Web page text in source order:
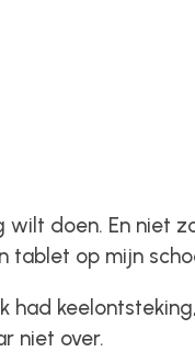
doen. En niet
tablet op mijn
had
niet over.